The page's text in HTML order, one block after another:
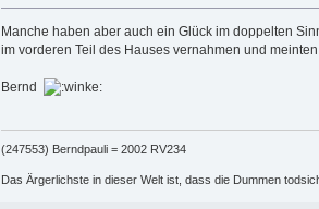
Manche haben aber auch ein Glück im doppelten
im vorderen Teil des Hauses vernahmen und
Bernd
(247553) Berndpauli = 2002 RV234
Das Ärgerlichste in dieser Welt ist, dass die Dummen